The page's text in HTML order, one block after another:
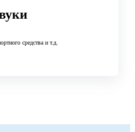
средства и т.д.